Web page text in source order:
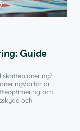
Guide
skatteplanering?
är
och
och